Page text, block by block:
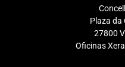
Plaza da
27800
Oficinas